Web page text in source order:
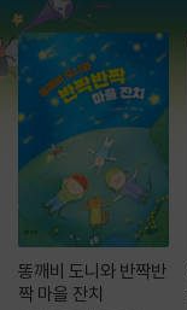
똥깨비 도니와 반짝반
짝 마을 잔치